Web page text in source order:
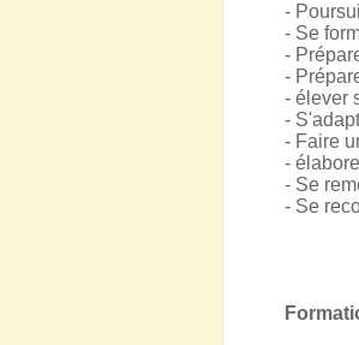
-
- Se
-
-
- élever
-
- Faire
-
- Se
- Se